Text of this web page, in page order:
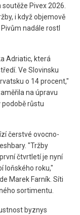
Pivex 2026.
i když objemově
nadále rostl
Adriatic, která
Ve Slovinsku
o 14 procent,"
na úpravu
podobě růstu
čerstvé ovocno-
"Tržby
čtvrtletí je nyní
loňského roku,"
Marek Farník. Síti
sortimentu.
byznys